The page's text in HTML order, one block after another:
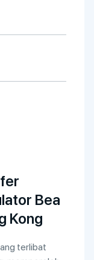
Bea
Kong
terlibat